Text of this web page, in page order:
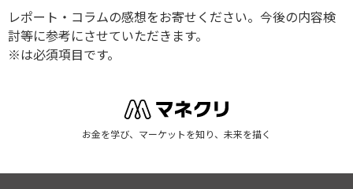
レポート・コラムの感想をお寄せください。今後の内容検
討等に参考にさせていただきます。
※は必須項目です。
お金を学び、マーケットを知り、未来を描く